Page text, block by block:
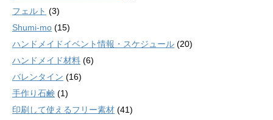
フェルト (3)
Shumi-mo (15)
ハンドメイドイベント情報・スケジュール (20)
ハンドメイド材料 (6)
バレンタイン (16)
手作り石鹸 (1)
印刷して使えるフリー素材 (41)